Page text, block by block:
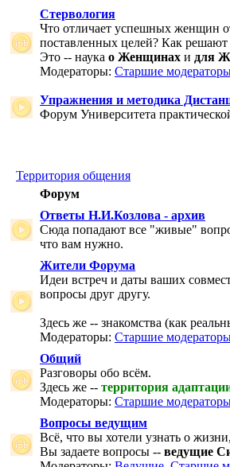
Стервология
Что отличает успешных женщин
поставленных целей? Как
Это -- наука о Женщинах и для
Модераторы: Старшие
Упражнения и методика
Форум Университета
Территория общения
Форум
Ответы Н.И.Козлова - архив
Сюда попадают все "живые"
что вам нужно.
Жители Форума
Идеи встреч и даты ваших
вопросы друг другу.
Здесь же -- знакомства (как
Модераторы: Старшие
Общий
Разговоры обо всём.
Здесь же -- территория
Модераторы: Старшие
Вопросы ведущим
Всё, что вы хотели узнать о
Вы задаете вопросы -- ведущие